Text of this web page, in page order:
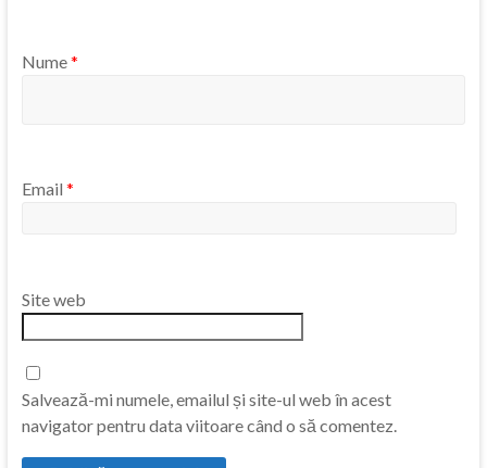
Nume*
Email *
Site web
Salvează-mi numele, emailul și site-ul web în acest
navigator pentru data viitoare când o să comentez.